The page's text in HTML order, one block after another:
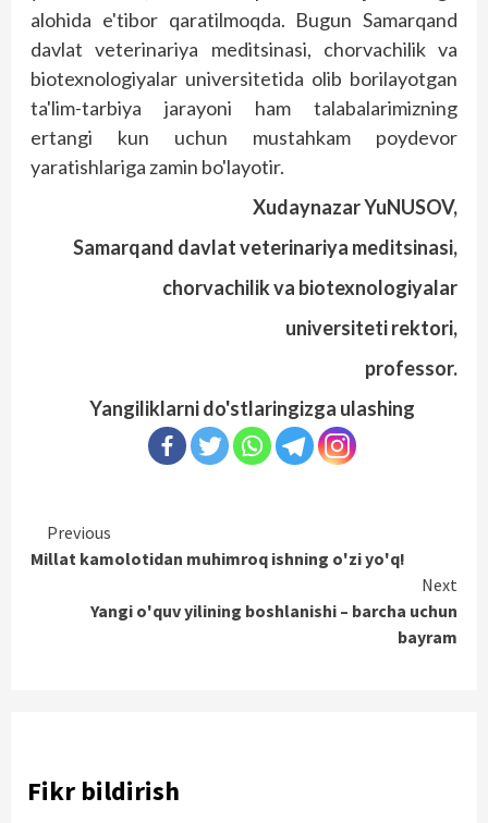
alohida e'tibor qaratilmoqda. Bugun Samarqand
davlat veterinariya meditsinasi, chorvachilik va
biotexnologiyalar universitetida olib borilayotgan
ta'lim-tarbiya jarayoni ham talabalarimizning
ertangi kun uchun mustahkam poydevor
yaratishlariga zamin bo'layotir.
Xudaynazar YuNUSOV,
Samarqand davlat veterinariya meditsinasi,
chorvachilik va biotexnologiyalar
universiteti rektori,
professor.
Yangiliklarni do'stlaringizga ulashing
Continue
Reading
Previous
Millat kamolotidan muhimroq ishning o'zi yo'q!
Next
Yangi o'quv yilining boshlanishi – barcha uchun
bayram
Fikr bildirish